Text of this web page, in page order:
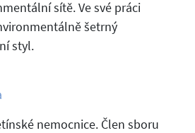
sítě. Ve své práci
šetrný
styl.
nemocnice. Člen sboru